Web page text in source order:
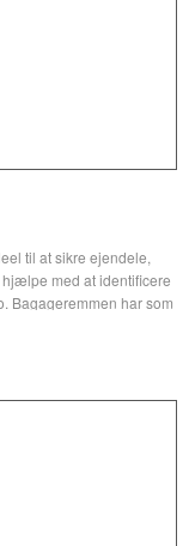
til at sikre ejendele,
med at identificere
Bagageremmen har som
eller på